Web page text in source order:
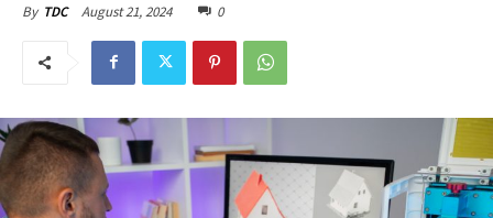
By TDC August 21, 2024 0